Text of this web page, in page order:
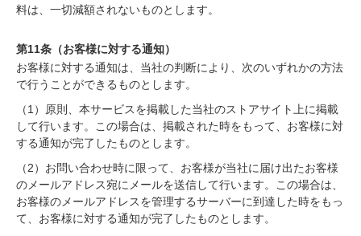
料は、一切減額されないものとします。
第11条（お客様に対する通知）
お客様に対する通知は、当社の判断により、次のいずれかの方法
で行うことができるものとします。
（1）原則、本サービスを掲載した当社のストアサイト上に掲載
して行います。この場合は、掲載された時をもって、お客様に対
する通知が完了したものとします。
（2）お問い合わせ時に限って、お客様が当社に届け出たお客様
のメールアドレス宛にメールを送信して行います。この場合は、
お客様のメールアドレスを管理するサーバーに到達した時をもっ
て、お客様に対する通知が完了したものとします。